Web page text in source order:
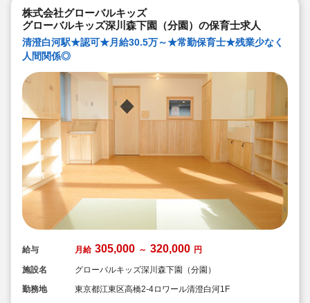
成長し続けられる環境が整っています。
株式会社グローバルキッズ
グローバルキッズ深川森下園（分園）の保育士求人
清澄白河駅★認可★月給30.5万～★常勤保育士★残業少なく
人間関係◎
給与 月給 305,000 ～ 320,000 円
施設名
グローバルキッズ深川森下園（分園）
勤務地
東京都江東区高橋2-4ロワール清澄白河1F